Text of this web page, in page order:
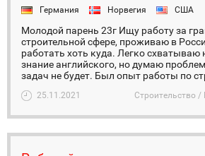
Германия Норвегия США
Молодой парень 23г Ищу работу за
строительной сфере, проживаю в
работать хоть куда. Легко схватываю
знание английского, но думаю
задач не будет. Был опыт работы по
25.11.2021 Строительство /